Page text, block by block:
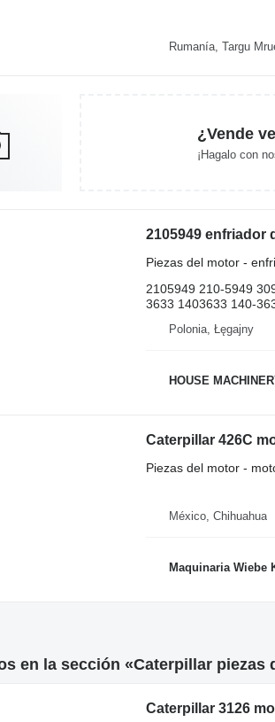
Rumanía, Targu
¿Vende
¡Hagalo con
Piezas del motor -
2105949 210-5949
3633 1403633 140-
Polonia, Łęgajny
HOUSE
Caterpillar 426C
Piezas del motor -
México, Chihuahua
Maquinaria Wiebe
en la sección «Caterpillar piezas
Caterpillar 3126